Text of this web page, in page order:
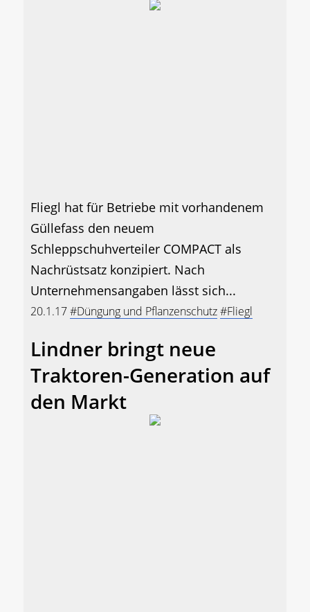
Fliegl hat für Betriebe mit vorhandenem
Güllefass den neuem
Schleppschuhverteiler COMPACT als
Nachrüstsatz konzipiert. Nach
Unternehmensangaben lässt sich...
20.1.17#Düngung und Pflanzenschutz#Fliegl
Lindner bringt neue
Traktoren-Generation auf
den Markt